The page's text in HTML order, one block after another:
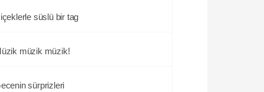
süslü bir tag
müzik müzik!
sürprizleri